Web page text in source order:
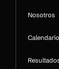
Nosotros
Calendario